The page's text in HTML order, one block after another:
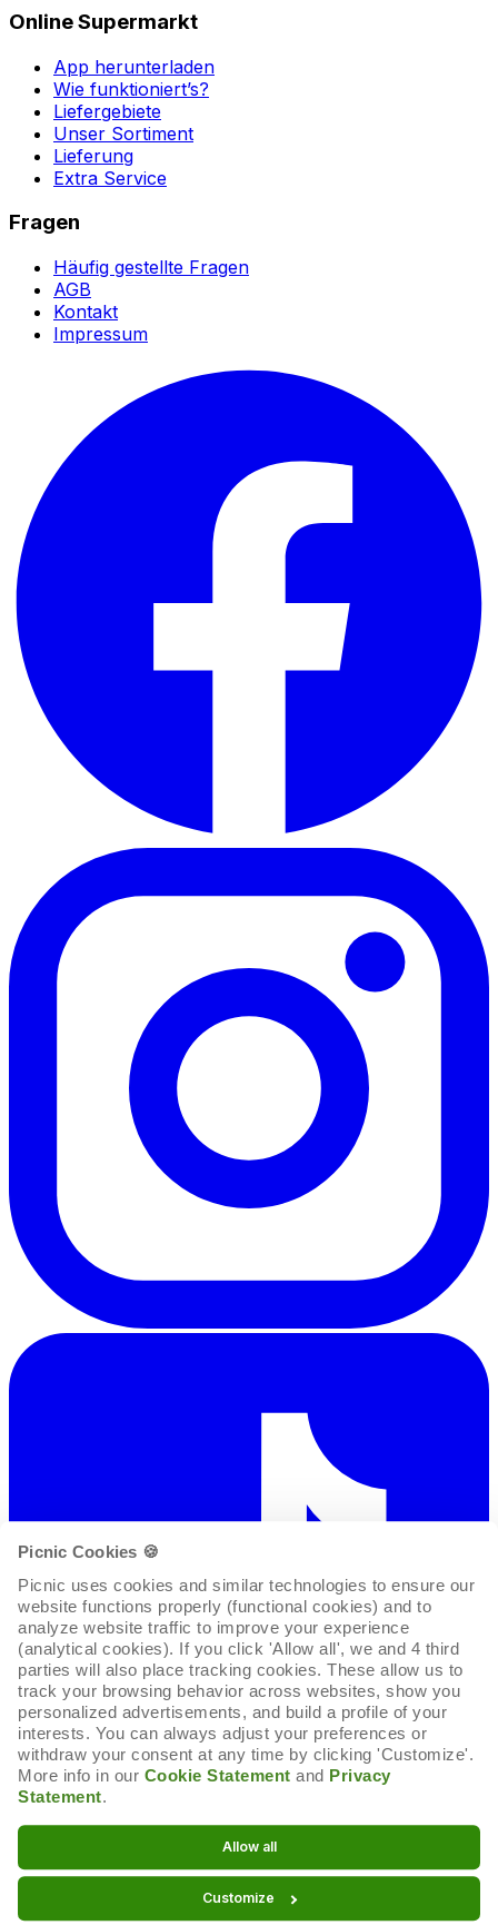
Picnic Cookies 🍪
Picnic uses cookies and similar technologies to ensure our
website functions properly (functional cookies) and to
analyze website traffic to improve your experience
(analytical cookies). If you click 'Allow all', we and 4 third
parties will also place tracking cookies. These allow us to
track your browsing behavior across websites, show you
personalized advertisements, and build a profile of your
interests. You can always adjust your preferences or
withdraw your consent at any time by clicking 'Customize'.
More info in our Cookie Statement and Privacy
Statement.
Allow all
Customize
Online Supermarkt
App herunterladen
Wie funktioniert’s?
Liefergebiete
Unser Sortiment
Lieferung
Extra Service
Fragen
Häufig gestellte Fragen
AGB
Kontakt
Impressum